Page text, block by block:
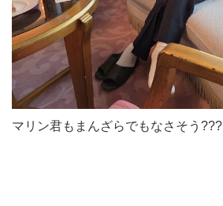
マリン君もまんざらでもなさそう???